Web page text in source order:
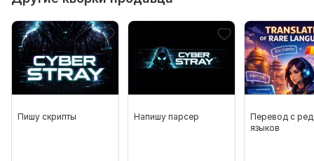
Пишу скрипты Напишу парсер
Перевод с
языков